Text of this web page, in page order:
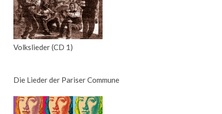
Volkslieder (CD 1)
Die Lieder der Pariser Commune